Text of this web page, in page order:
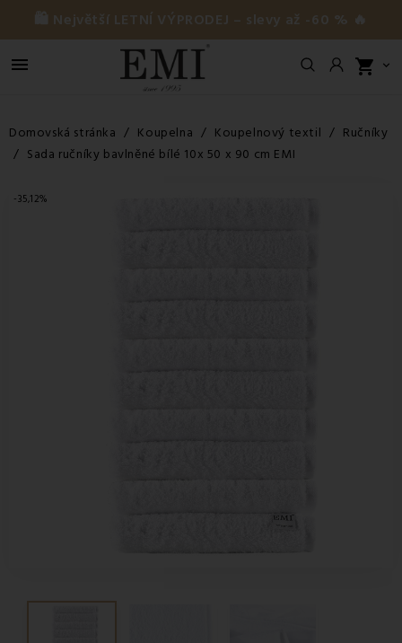
🛍️ Největší LETNÍ VÝPRODEJ – slevy až -60 % 🔥
 shopping_cart 
Domovská stránka Koupelna Koupelnový textil
Ručníky
Sada ručníky bavlněné bílé 10x 50 x 90 cm EMI
-35,12%